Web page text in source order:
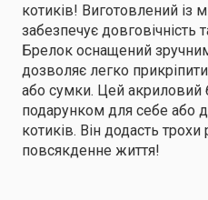
котиків! Виготовлений із
забезпечує
Брелок оснащений
дозволяє легко
або сумки. Цей акриловий
подарунком для себе або
котиків. Він додасть трохи
повсякденне життя!